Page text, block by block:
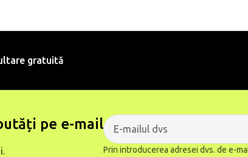
gratuită
pe e-mail
Prin introducerea adresei dvs. de e-